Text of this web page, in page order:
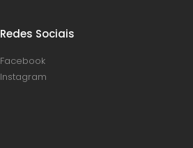
Redes Sociais
Facebook
Instagram